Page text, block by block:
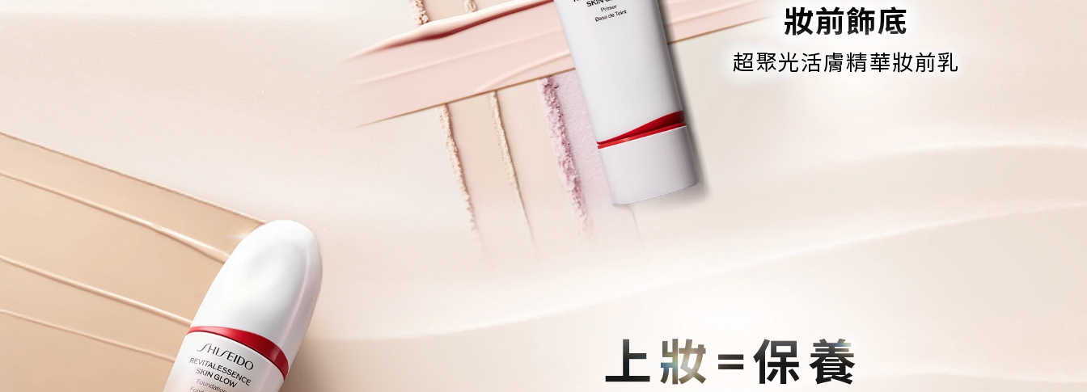
妝前飾底
超聚光活膚精華妝前乳
上妝=保養